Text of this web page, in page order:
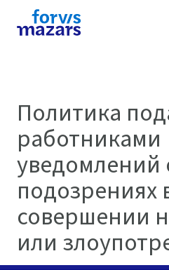
Политика
работниками
уведомлений
подозрениях
совершении
или